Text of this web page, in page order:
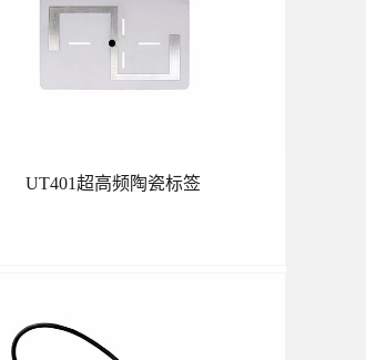
了解更多
UT401超高频陶瓷标签